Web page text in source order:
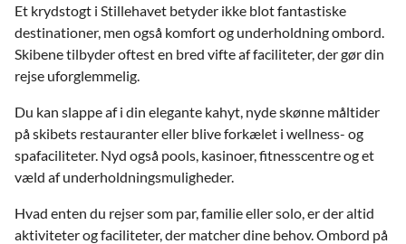
Et krydstogt i Stillehavet betyder ikke blot fantastiske
destinationer, men også komfort og underholdning ombord.
Skibene tilbyder oftest en bred vifte af faciliteter, der gør din
rejse uforglemmelig.
Du kan slappe af i din elegante kahyt, nyde skønne måltider
på skibets restauranter eller blive forkælet i wellness- og
spafaciliteter. Nyd også pools, kasinoer, fitnesscentre og et
væld af underholdningsmuligheder.
Hvad enten du rejser som par, familie eller solo, er der altid
aktiviteter og faciliteter, der matcher dine behov. Ombord på